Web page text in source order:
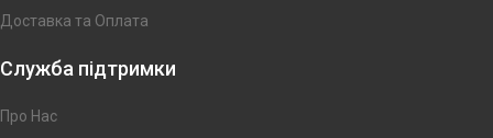
Доставка та Оплата
Служба підтримки
Про Нас